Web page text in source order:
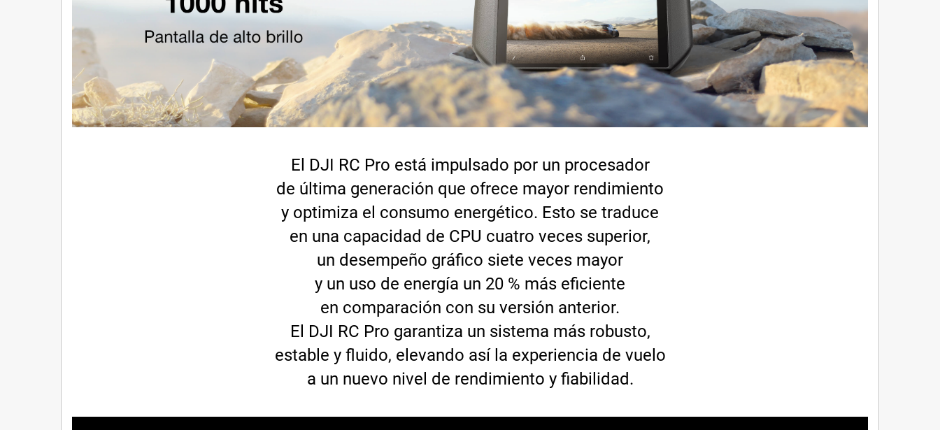
El DJI RC Pro está impulsado por un procesador
de última generación que ofrece mayor rendimiento
y optimiza el consumo energético. Esto se traduce
en una capacidad de CPU cuatro veces superior,
un desempeño gráfico siete veces mayor
y un uso de energía un 20 % más eficiente
en comparación con su versión anterior.
El DJI RC Pro garantiza un sistema más robusto,
estable y fluido, elevando así la experiencia de vuelo
a un nuevo nivel de rendimiento y fiabilidad.